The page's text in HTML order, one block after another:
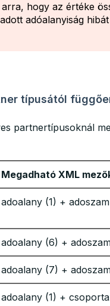
hogy az értéke
adóalanyiság
típusától
partnertípusoknál
Megadható XML
adoalany (1) + adoszam
adoalany (6) +
adoalany (7) +
adoalany (1) +